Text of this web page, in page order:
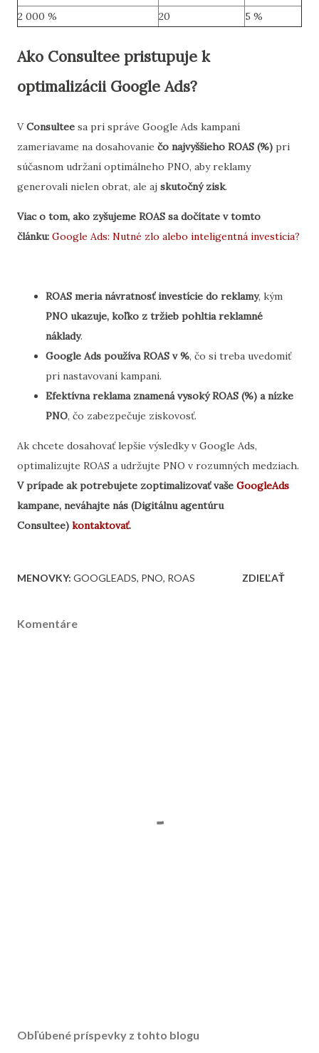
2 000 %
20 5 %
Ako Consultee pristupuje k
optimalizácii Google Ads?
VConsultee sa pri správe Google Ads kampaní
zameriavame na dosahovanie čo najvyššieho ROAS (%) pri
súčasnom udržaní optimálneho PNO, aby reklamy
generovali nielen obrat, ale aj skutočný zisk.
Viac o tom, ako zyšujeme ROAS sa dočítate v tomto
článku: Google Ads: Nutné zlo alebo inteligentná investícia?
ROAS meria návratnosť investície do reklamy, kým
PNO ukazuje, koľko z tržieb pohltia reklamné
náklady.
Google Ads používa ROAS v %, čo si treba uvedomiť
pri nastavovaní kampaní.
Efektívna reklama znamená vysoký ROAS (%) a nízke
PNO, čo zabezpečuje ziskovosť.
Ak chcete dosahovať lepšie výsledky v Google Ads,
optimalizujte ROAS a udržujte PNO v rozumných medziach.
V prípade ak potrebujete zoptimalizovať vaše GoogleAds
kampane, neváhajte nás (Digitálnu agentúru
Consultee) kontaktovať.
MENOVKY: GOOGLEADS PNO ROAS ZDIEĽAŤ
Komentáre
Obľúbené príspevky z tohto blogu